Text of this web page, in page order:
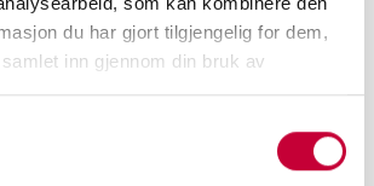
du har gjort tilgjengelig for dem,
inn gjennom din bruk av